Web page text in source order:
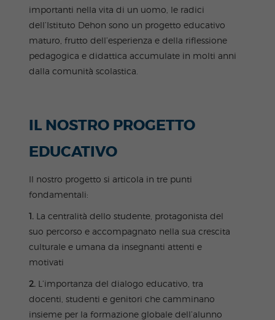
importanti nella vita di un uomo, le radici
dell’Istituto Dehon sono un progetto educativo
maturo, frutto dell’esperienza e della riflessione
pedagogica e didattica accumulate in molti anni
dalla comunità scolastica.
IL NOSTRO PROGETTO
EDUCATIVO
Il nostro progetto si articola in tre punti
fondamentali:
1. La centralità dello studente, protagonista del
suo percorso e accompagnato nella sua crescita
culturale e umana da insegnanti attenti e
motivati
2. L’importanza del dialogo educativo, tra
docenti, studenti e genitori che camminano
insieme per la formazione globale dell’alunno